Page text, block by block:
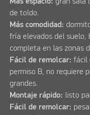
de toldo.
Más comodidad:
fría elevados del suelo,
completa en las zonas
Fácil de remolcar: fácil
permiso B, no requiere
grandes.
Montaje rápido: listo
Fácil de remolcar: